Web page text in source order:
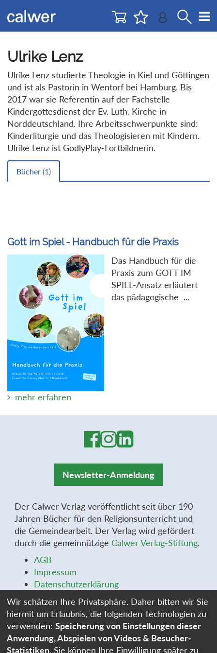
zur
Navigation
zum
Inhalt
Ulrike Lenz
Ulrike Lenz studierte Theologie in Kiel und Göttingen
und ist als Pastorin in Wentorf bei Hamburg. Bis
2017 war sie Referentin auf der Fachstelle
Kindergottesdienst der Ev. Luth. Kirche in
Norddeutschland. Ihre Arbeitsschwerpunkte sind:
Kinderliturgie und das Theologisieren mit Kindern.
Ulrike Lenz ist GodlyPlay-Fortbildnerin.
Bücher (1)
Gott im Spiel - Handbuch für die Praxis
Das Handbuch für die
Praxis zum GOTT IM
SPIEL-Ansatz erläutert
das pädagogische ...
mehr erfahren
Newsletter-Anmeldung
Der Calwer Verlag veröffentlicht seit über 190
Jahren Bücher für den Religionsunterricht und
die Gemeindearbeit. Der Verlag wird gefördert
durch die gemeinnützige Calwer Verlag-Stiftung.
AGB
Impressum
Datenschutzerklärung
Widerrufsbelehrung
Widerrufsformular
Stellenangebote
Cookie-Einstellungen
Wir schätzen Ihre Privatsphäre. Daher bitten wir Sie
hiermit um Erlaubnis, die folgenden Technologien zu
verwenden: Speicherung von Einstellungen dieser
Anwendung, Abspielen von Videos & Besucher-
Statistiken. Sie können Ihre Einwilligung später zu